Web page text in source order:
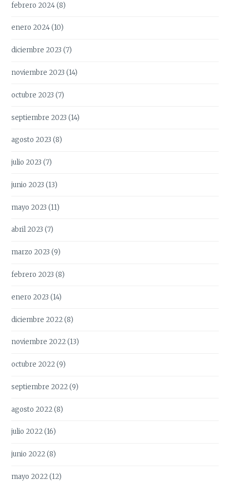
febrero 2024(8)
enero 2024(10)
diciembre 2023 (7)
noviembre 2023 (14)
octubre 2023 (7)
septiembre 2023 (14)
agosto 2023 (8)
julio 2023 (7)
junio 2023 (13)
mayo 2023 (11)
abril 2023 (7)
marzo 2023 (9)
febrero 2023 (8)
enero 2023 (14)
diciembre 2022(8)
noviembre 2022(13)
octubre 2022(9)
septiembre 2022(9)
agosto 2022(8)
julio 2022(16)
junio 2022(8)
mayo 2022(12)